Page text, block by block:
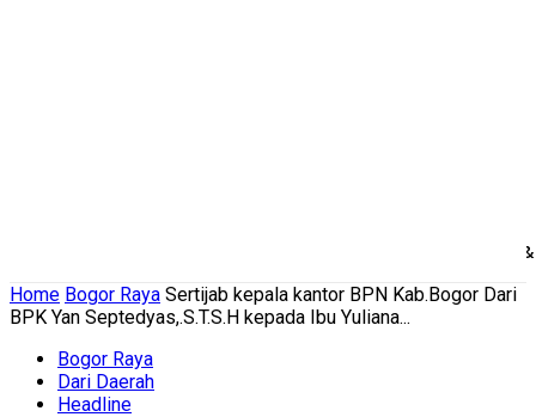
Politik
Home Bogor Raya Sertijab kepala kantor BPN Kab.Bogor Dari
BPK Yan Septedyas,.S.T.S.H kepada Ibu Yuliana...
Bogor Raya
Dari Daerah
Headline